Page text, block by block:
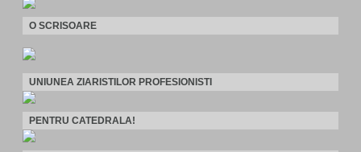
O SCRISOARE
UNIUNEA ZIARISTILOR PROFESIONISTI
PENTRU CATEDRALA!